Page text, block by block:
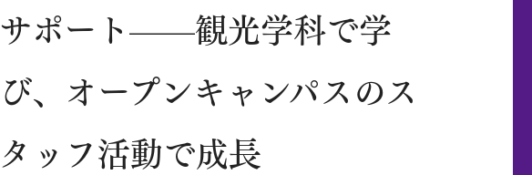
サポート——観光学科で学
び、オープンキャンパスのス
タッフ活動で成長